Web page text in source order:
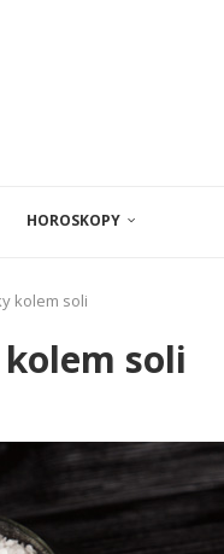
HOROSKOPY
kolem soli
soli